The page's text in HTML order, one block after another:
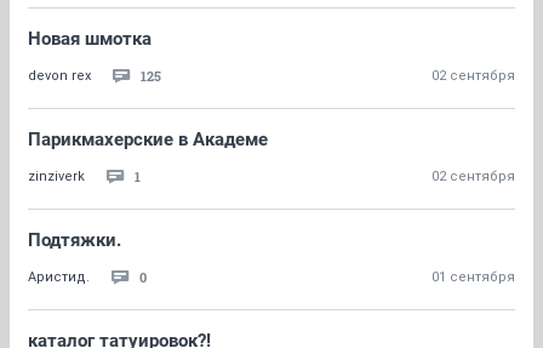
Новая шмотка
devon rex 125 02 сентября
Парикмахерские в Академе
zinziverk 1 02 сентября
Подтяжки.
Аристид. 0 01 сентября
каталог татуировок?!